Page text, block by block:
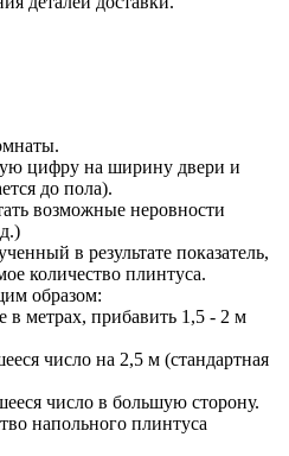
цифру на ширину двери и
до пола).
возможные неровности
в результате показатель,
количество плинтуса.
образом:
в метрах, прибавить 1,5 - 2 м
число на 2,5 м (стандартная
число в большую сторону.
напольного плинтуса